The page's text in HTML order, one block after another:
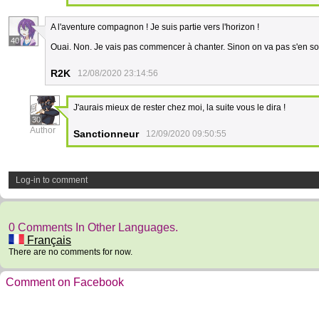
40
A l'aventure compagnon ! Je suis partie vers l'horizon !
Ouai. Non. Je vais pas commencer à chanter. Sinon on va pas s'en
R2K 12/08/2020 23:14:56
30
Author
J'aurais mieux de rester chez moi, la suite vous le dira !
Sanctionneur 12/09/2020 09:50:55
Log-in to comment
0 Comments In Other Languages.
Français
There are no comments for now.
Comment on Facebook